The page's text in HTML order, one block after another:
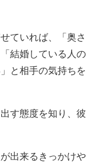
ていれば、「奥さ
結婚している人の
と相手の気持ちを
す態度を知り、彼
出来るきっかけや